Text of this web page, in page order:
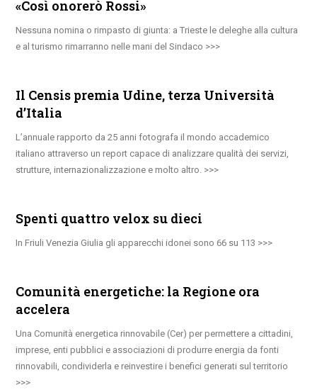
«Così onorerò Rossi»
Nessuna nomina o rimpasto di giunta: a Trieste le deleghe alla cultura
e al turismo rimarranno nelle mani del Sindaco
Il Censis premia Udine, terza Università
d’Italia
L’annuale rapporto da 25 anni fotografa il mondo accademico
italiano attraverso un report capace di analizzare qualità dei servizi,
strutture, internazionalizzazione e molto altro.
Spenti quattro velox su dieci
In Friuli Venezia Giulia gli apparecchi idonei sono 66 su 113
Comunità energetiche: la Regione ora
accelera
Una Comunità energetica rinnovabile (Cer) per permettere a cittadini,
imprese, enti pubblici e associazioni di produrre energia da fonti
rinnovabili, condividerla e reinvestire i benefici generati sul territorio